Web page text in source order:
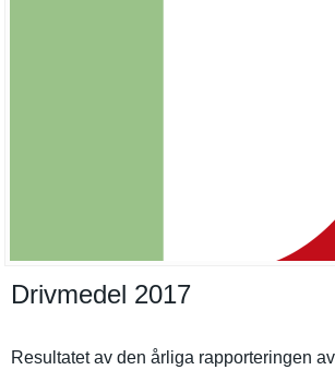
Drivmedel 2017
Resultatet av den årliga rapporteri­ngen